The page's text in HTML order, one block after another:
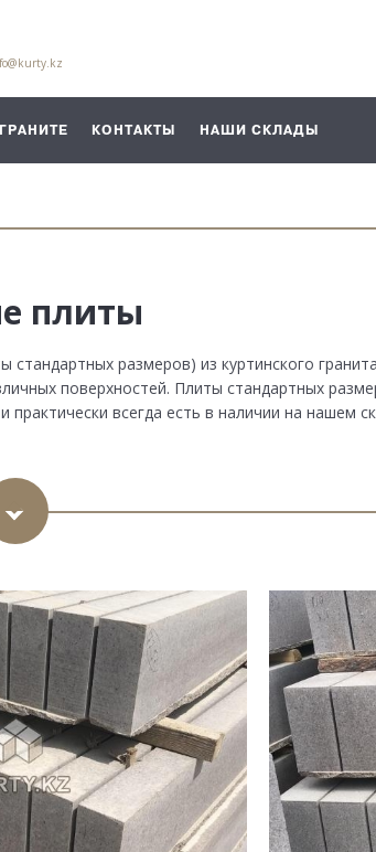
КОНТАКТЫ НАШИ СКЛАДЫ
плиты
стандартных размеров) из куртинского
поверхностей. Плиты стандартных
всегда есть в наличии на нашем